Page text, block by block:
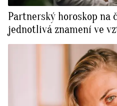
Partnerský horoskop na
jednotlivá znamení ve